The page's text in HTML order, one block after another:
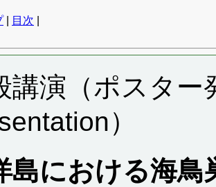
| 目次
講演（ポスタ
）
島における海鳥